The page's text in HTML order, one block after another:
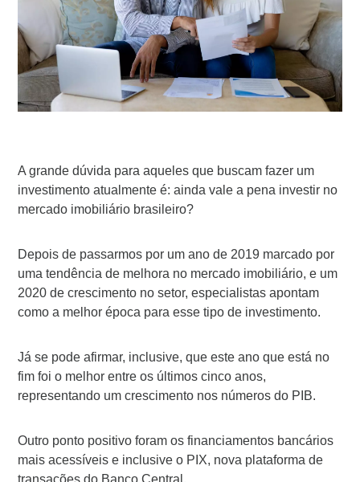
A grande dúvida para aqueles que buscam fazer um
investimento atualmente é: ainda vale a pena investir no
mercado imobiliário brasileiro?
Depois de passarmos por um ano de 2019 marcado por
uma tendência de melhora no mercado imobiliário, e um
2020 de crescimento no setor, especialistas apontam
como a melhor época para esse tipo de investimento.
Já se pode afirmar, inclusive, que este ano que está no
fim foi o melhor entre os últimos cinco anos,
representando um crescimento nos números do PIB.
Outro ponto positivo foram os financiamentos bancários
mais acessíveis e inclusive o PIX, nova plataforma de
transações do Banco Central.